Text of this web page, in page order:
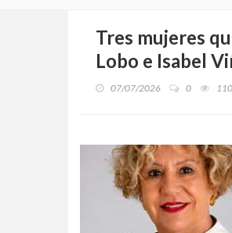
Tres mujeres
Lobo e Isabel
07/07/2026 0